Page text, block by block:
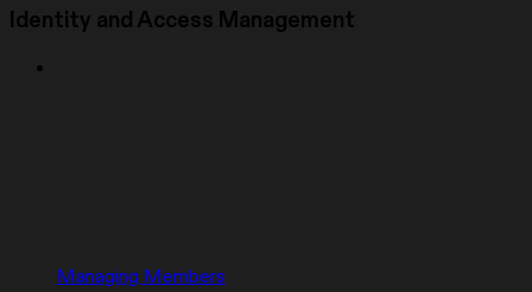
Identity and Access Management
Managing Members